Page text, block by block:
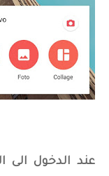
عند الدخول الى